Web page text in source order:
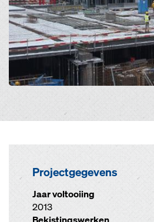
Projectgegevens
Jaar voltooiing
2013